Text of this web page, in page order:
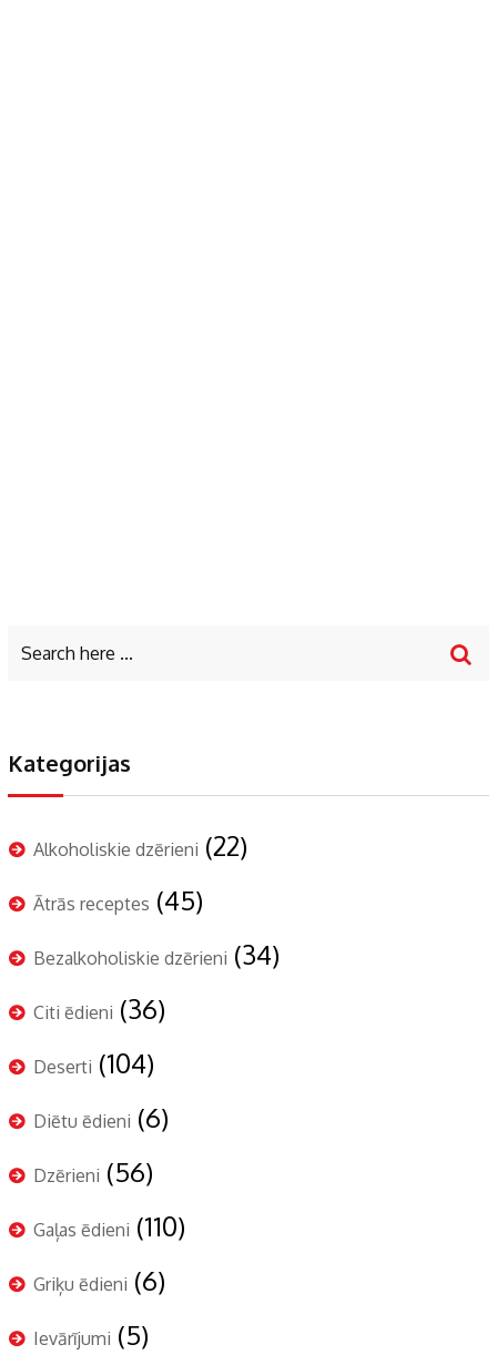
Kategorijas
Alkoholiskie dzērieni (22)
Ātrās receptes (45)
Bezalkoholiskie dzērieni (34)
Citi ēdieni (36)
Deserti (104)
Diētu ēdieni (6)
Dzērieni (56)
Gaļas ēdieni (110)
Griķu ēdieni (6)
Ievārījumi (5)